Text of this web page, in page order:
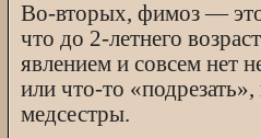
Во-вторых, фимоз —
что до 2-летнего
явлением и совсем нет
или что-то
медсестры.